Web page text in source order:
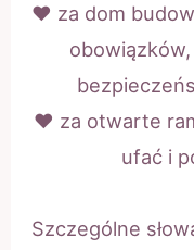
❤️ za dom
❤️ za otwarte
ufać i
Szczególne